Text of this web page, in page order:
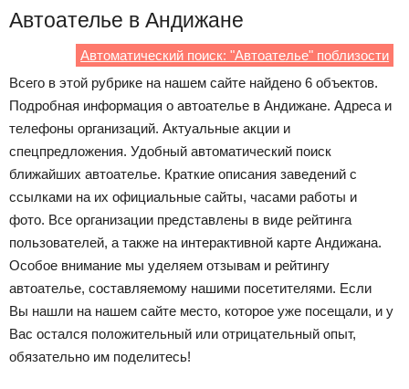
Автоателье в Андижане
Автоматический поиск: "Автоателье" поблизости
Всего в этой рубрике на нашем сайте найдено 6 объектов.
Подробная информация о автоателье в Андижане. Адреса и
телефоны организаций. Актуальные акции и
спецпредложения. Удобный автоматический поиск
ближайших автоателье. Краткие описания заведений с
ссылками на их официальные сайты, часами работы и
фото. Все организации представлены в виде рейтинга
пользователей, а также на интерактивной карте Андижана.
Особое внимание мы уделяем отзывам и рейтингу
автоателье, составляемому нашими посетителями. Если
Вы нашли на нашем сайте место, которое уже посещали, и у
Вас остался положительный или отрицательный опыт,
обязательно им поделитесь!